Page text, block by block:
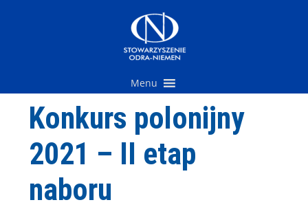
Menu
Konkurs polonijny
2021 – II etap
naboru